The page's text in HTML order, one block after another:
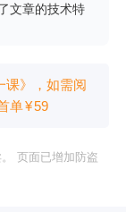
文章的技术特
课》，如需阅
单¥59
页面已增加防盗